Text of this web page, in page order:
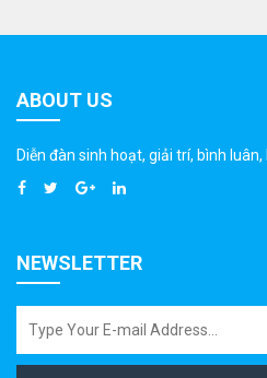
ABOUT US
Diễn đàn sinh hoạt, giải trí, bình luân,
NEWSLETTER